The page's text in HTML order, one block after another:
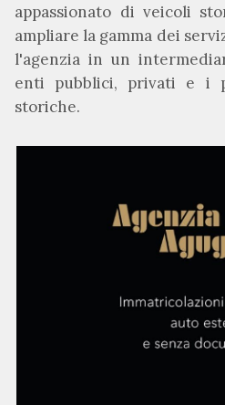
appassionato di veicoli
ampliare la gamma dei
l'agenzia in un
enti pubblici, privati e i
storiche.